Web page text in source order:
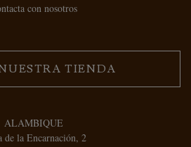
con nosotros
TIENDA
ALAMBIQUE
de la Encarnación, 2